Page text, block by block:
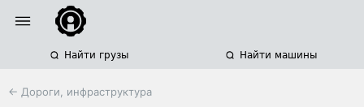
Найти грузы Найти машины
← Дороги, инфраструктура